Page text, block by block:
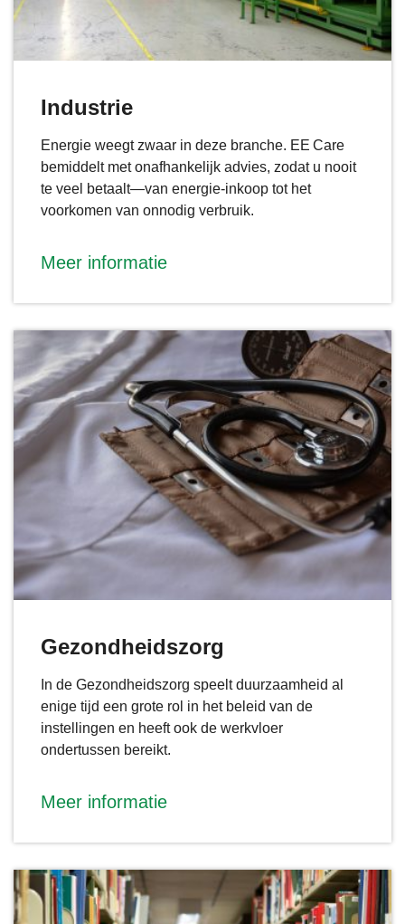
Industrie
Energie weegt zwaar in deze branche. EE Care
bemiddelt met onafhankelijk advies, zodat u nooit
te veel betaalt—van energie-inkoop tot het
voorkomen van onnodig verbruik.
Meer informatie
Gezondheidszorg
In de Gezondheidszorg speelt duurzaamheid al
enige tijd een grote rol in het beleid van de
instellingen en heeft ook de werkvloer
ondertussen bereikt.
Meer informatie